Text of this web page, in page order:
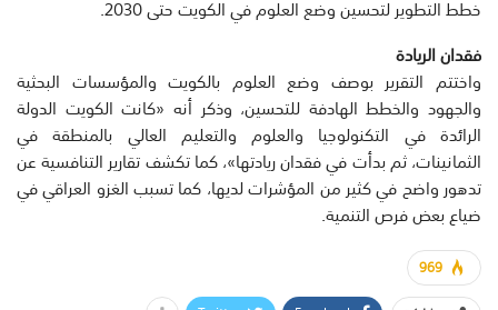
خطط التطوير لتحسين وضع العلوم في الكويت حتى 2030.
فقدان الريادة
واختتم التقرير بوصف وضع العلوم بالكويت والمؤسسات البحثية
والجهود والخطط الهادفة للتحسين، وذكر أنه «كانت الكويت الدولة
الرائدة في التكنولوجيا والعلوم والتعليم العالي بالمنطقة في
الثمانينات، ثم بدأت في فقدان ريادتها»، كما تكشف تقارير التنافسية عن
تدهور واضح في كثير من المؤشرات لديها، كما تسبب الغزو العراقي في
ضياع بعض فرص التنمية.
969